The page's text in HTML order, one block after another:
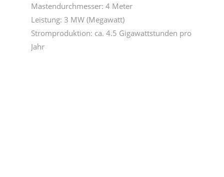
Mastendurchmesser: 4 Meter
Leistung: 3 MW (Megawatt)
Stromproduktion: ca. 4.5 Gigawattstunden pro
Jahr